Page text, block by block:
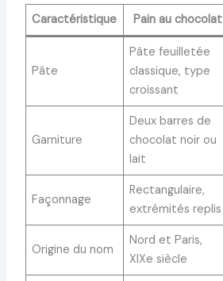
Caractéristique Pain au chocolat
Pâte
Pâte feuilletée
classique, type
croissant
Garniture
Deux barres de
chocolat noir ou
lait
Façonnage
Rectangulaire,
extrémités replis
Origine du nom
Nord et Paris,
XIXe siècle